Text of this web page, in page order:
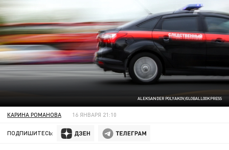
ALEKSANDER POLYAKOV/GLOBALLOOKPRESS
КАРИНА РОМАНОВА 16 ЯНВАРЯ 21:10
ПОДПИШИТЕСЬ: